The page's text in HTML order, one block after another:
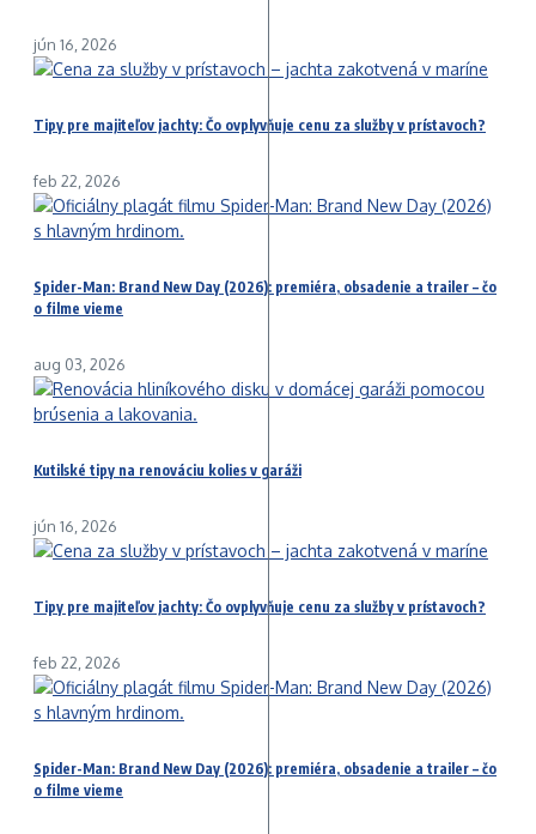
jún 16, 2026
Tipy pre majiteľov jachty: Čo ovplyvňuje cenu za služby v prístavoch?
feb 22, 2026
Spider-Man: Brand New Day (2026): premiéra, obsadenie a trailer – čo
o filme vieme
aug 03, 2026
Kutilské tipy na renováciu kolies v garáži
jún 16, 2026
Tipy pre majiteľov jachty: Čo ovplyvňuje cenu za služby v prístavoch?
feb 22, 2026
Spider-Man: Brand New Day (2026): premiéra, obsadenie a trailer – čo
o filme vieme